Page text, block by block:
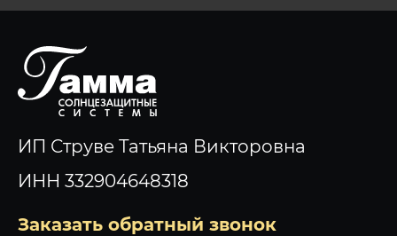
ИП Струве Татьяна Викторовна
ИНН 332904648318
Заказать обратный звонок